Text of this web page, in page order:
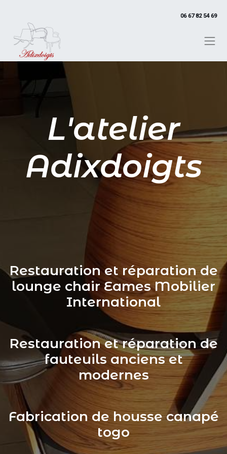
06 67 82 54 69
L'atelier
Adixdoigts
Restauration et réparation de
lounge chair Eames Mobilier
International
Restauration et réparation de
fauteuils anciens et
modernes
Fabrication de housse canapé
togo